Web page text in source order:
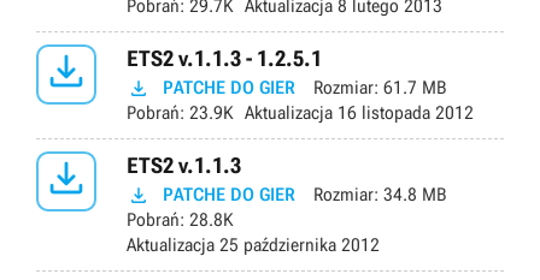
Pobrań: 29.7K Aktualizacja 8 lutego 2013
 ETS2 v.1.1.3 - 1.2.5.1
 PATCHE DO GIER Rozmiar: 61.7 MB
Pobrań: 23.9K Aktualizacja 16 listopada 2012
 ETS2 v.1.1.3
 PATCHE DO GIER Rozmiar: 34.8 MB
Pobrań: 28.8K
Aktualizacja 25 października 2012